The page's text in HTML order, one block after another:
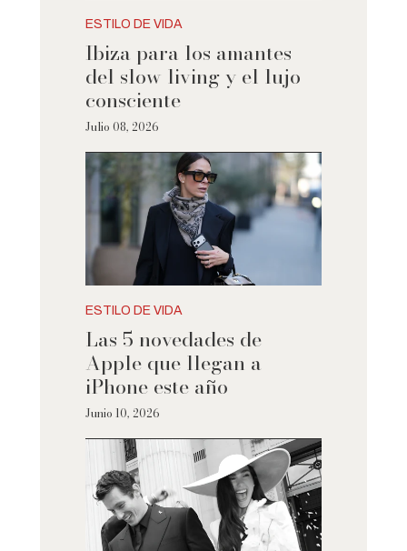
ESTILO DE VIDA
Ibiza para los amantes
del slow living y el lujo
consciente
Julio 08, 2026
ESTILO DE VIDA
Las 5 novedades de
Apple que llegan a
iPhone este año
Junio 10, 2026